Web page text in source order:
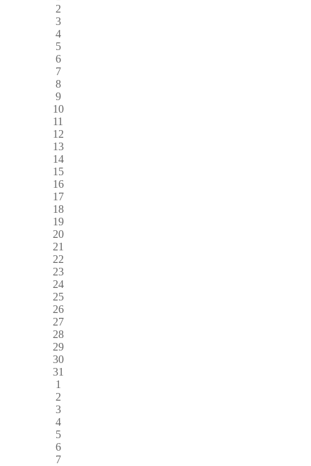
2
3
4
5
6
7
8
9
10
11
12
13
14
15
16
17
18
19
20
21
22
23
24
25
26
27
28
29
30
31
1
2
3
4
5
6
7